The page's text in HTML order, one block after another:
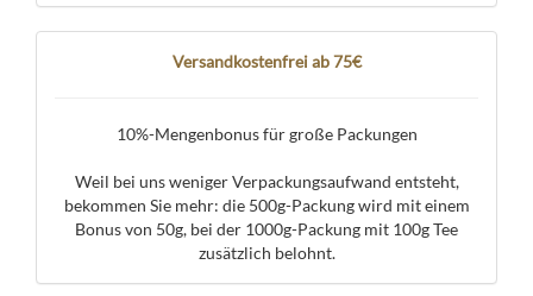
Versandkostenfrei ab 75€
10%-Mengenbonus für große Packungen
Weil bei uns weniger Verpackungsaufwand entsteht,
bekommen Sie mehr: die 500g-Packung wird mit einem
Bonus von 50g, bei der 1000g-Packung mit 100g Tee
zusätzlich belohnt.